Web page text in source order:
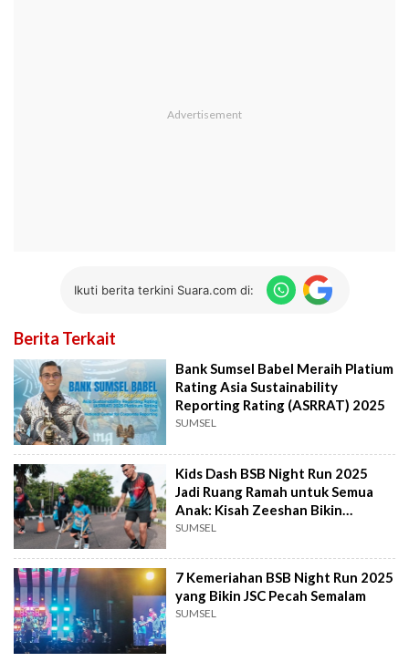
Ikuti berita terkini Suara.com di:
Berita Terkait
Bank Sumsel Babel Meraih Platium
Rating Asia Sustainability
Reporting Rating (ASRRAT) 2025
SUMSEL
Kids Dash BSB Night Run 2025
Jadi Ruang Ramah untuk Semua
Anak: Kisah Zeeshan Bikin
Terharu
SUMSEL
7 Kemeriahan BSB Night Run 2025
yang Bikin JSC Pecah Semalam
SUMSEL